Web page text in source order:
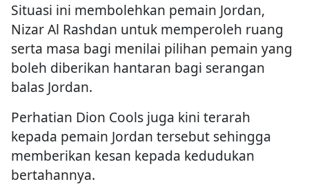
Situasi ini membolehkan pemain Jordan,
Nizar Al Rashdan untuk memperoleh ruang
serta masa bagi menilai pilihan pemain yang
boleh diberikan hantaran bagi serangan
balas Jordan.
Perhatian Dion Cools juga kini terarah
kepada pemain Jordan tersebut sehingga
memberikan kesan kepada kedudukan
bertahannya.